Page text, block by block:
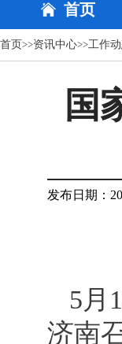
首页
首页>>资讯中心>>工作
国
发布日期：
5月
济南